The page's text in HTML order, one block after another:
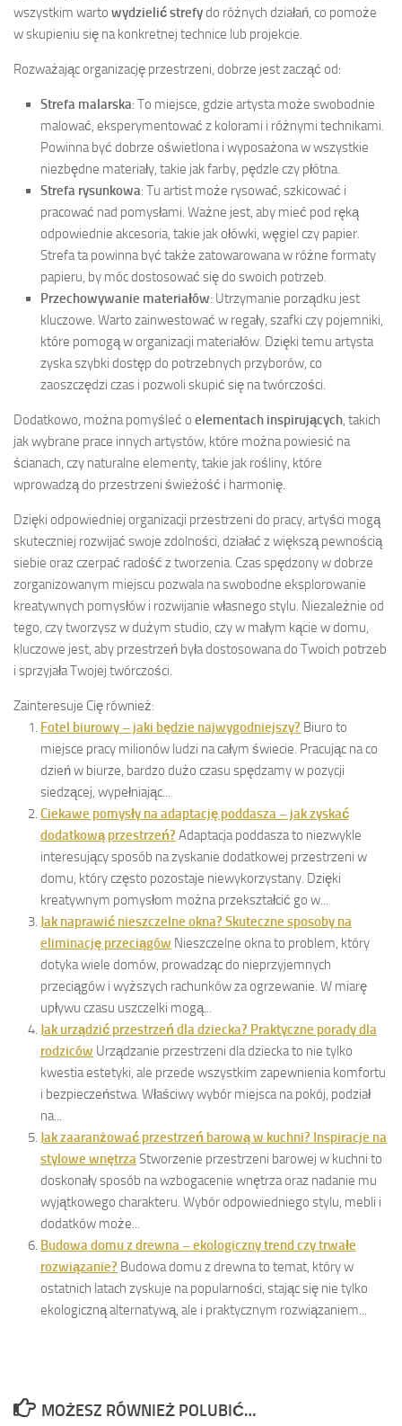
wszystkim warto wydzielić strefydo różnych działań, co pomoże
w skupieniu się na konkretnej technice lub projekcie.
Rozważając organizację przestrzeni, dobrze jest zacząć od:
Strefa malarska: To miejsce, gdzie artysta może swobodnie
malować, eksperymentować z kolorami i różnymi technikami.
Powinna być dobrze oświetlona i wyposażona w wszystkie
niezbędne materiały, takie jak farby, pędzle czy płótna.
Strefa rysunkowa: Tu artist może rysować, szkicować i
pracować nad pomysłami. Ważne jest, aby mieć pod ręką
odpowiednie akcesoria, takie jak ołówki, węgiel czy papier.
Strefa ta powinna być także zatowarowana w różne formaty
papieru, by móc dostosować się do swoich potrzeb.
Przechowywanie materiałów: Utrzymanie porządku jest
kluczowe. Warto zainwestować w regały, szafki czy pojemniki,
które pomogą w organizacji materiałów. Dzięki temu artysta
zyska szybki dostęp do potrzebnych przyborów, co
zaoszczędzi czas i pozwoli skupić się na twórczości.
Dodatkowo, można pomyśleć o elementach inspirujących, takich
jak wybrane prace innych artystów, które można powiesić na
ścianach, czy naturalne elementy, takie jak rośliny, które
wprowadzą do przestrzeni świeżość i harmonię.
Dzięki odpowiedniej organizacji przestrzeni do pracy, artyści mogą
skuteczniej rozwijać swoje zdolności, działać z większą pewnością
siebie oraz czerpać radość z tworzenia. Czas spędzony w dobrze
zorganizowanym miejscu pozwala na swobodne eksplorowanie
kreatywnych pomysłów i rozwijanie własnego stylu. Niezależnie od
tego, czy tworzysz w dużym studio, czy w małym kącie w domu,
kluczowe jest, aby przestrzeń była dostosowana do Twoich potrzeb
i sprzyjała Twojej twórczości.
Zainteresuje Cię również:
Fotel biurowy – jaki będzie najwygodniejszy? Biuro to
miejsce pracy milionów ludzi na całym świecie. Pracując na co
dzień w biurze, bardzo dużo czasu spędzamy w pozycji
siedzącej, wypełniając...
Ciekawe pomysły na adaptację poddasza – jak zyskać
dodatkową przestrzeń? Adaptacja poddasza to niezwykle
interesujący sposób na zyskanie dodatkowej przestrzeni w
domu, który często pozostaje niewykorzystany. Dzięki
kreatywnym pomysłom można przekształcić go w...
Jak naprawić nieszczelne okna? Skuteczne sposoby na
eliminację przeciągów Nieszczelne okna to problem, który
dotyka wiele domów, prowadząc do nieprzyjemnych
przeciągów i wyższych rachunków za ogrzewanie. W miarę
upływu czasu uszczelki mogą...
Jak urządzić przestrzeń dla dziecka? Praktyczne porady dla
rodziców Urządzanie przestrzeni dla dziecka to nie tylko
kwestia estetyki, ale przede wszystkim zapewnienia komfortu
i bezpieczeństwa. Właściwy wybór miejsca na pokój, podział
na...
Jak zaaranżować przestrzeń barową w kuchni? Inspiracje na
stylowe wnętrzaStworzenie przestrzeni barowej w kuchni to
doskonały sposób na wzbogacenie wnętrza oraz nadanie mu
wyjątkowego charakteru. Wybór odpowiedniego stylu, mebli i
dodatków może...
Budowa domu z drewna – ekologiczny trend czy trwałe
rozwiązanie? Budowa domu z drewna to temat, który w
ostatnich latach zyskuje na popularności, stając się nie tylko
ekologiczną alternatywą, ale i praktycznym rozwiązaniem...
MOŻESZ RÓWNIEŻ POLUBIĆ…